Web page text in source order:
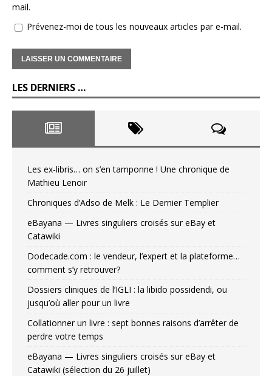
mail.
Prévenez-moi de tous les nouveaux articles par e-mail.
LES DERNIERS …
Les ex-libris… on s’en tamponne ! Une chronique de
Mathieu Lenoir
Chroniques d’Adso de Melk : Le Dernier Templier
eBayana — Livres singuliers croisés sur eBay et
Catawiki
Dodecade.com : le vendeur, l’expert et la plateforme…
comment s’y retrouver?
Dossiers cliniques de l’IGLI : la libido possidendi, ou
jusqu’où aller pour un livre
Collationner un livre : sept bonnes raisons d’arrêter de
perdre votre temps
eBayana — Livres singuliers croisés sur eBay et
Catawiki (sélection du 26 juillet)